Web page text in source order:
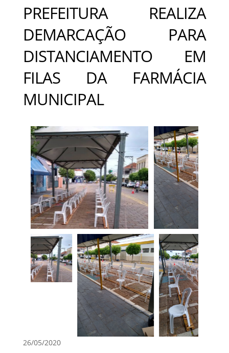
PREFEITURA REALIZA
DEMARCAÇÃO PARA
DISTANCIAMENTO EM
FILAS DA FARMÁCIA
MUNICIPAL
26/05/2020